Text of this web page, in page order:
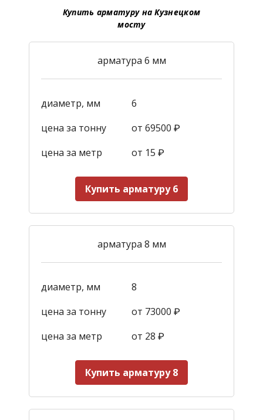
Купить арматуру на Кузнецком
мосту
арматура 6 мм
диаметр, мм
6
цена за тонну
от 69500 ₽
цена за метр
от 15 ₽
Купить арматуру 6
арматура 8 мм
диаметр, мм
8
цена за тонну
от 73000 ₽
цена за метр
от 28 ₽
Купить арматуру 8